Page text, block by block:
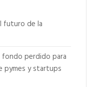
futuro de la
fondo perdido para
pymes y startups